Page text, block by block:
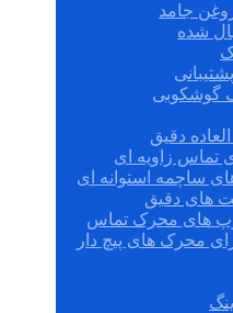
روغن جامد
شده
گوشکوبی
دقیق
تماس زاویه ای
ساچمه استوانه ای
های دقیق
های محرک تماس
محرک های پیچ دار